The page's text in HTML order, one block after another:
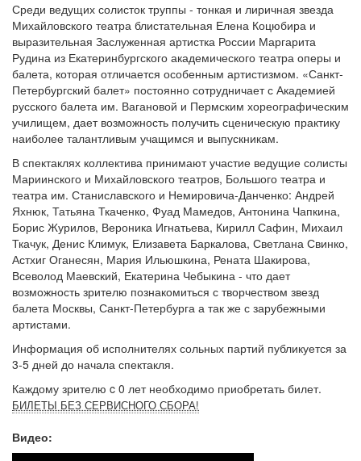
Среди ведущих солисток труппы - тонкая и лиричная звезда
Михайловского театра блистательная Елена Коцюбира и
выразительная Заслуженная артистка России Маргарита
Рудина из Екатеринбургского академического театра оперы и
балета, которая отличается особенным артистизмом. «Санкт-
Петербургский балет» постоянно сотрудничает с Академией
русского балета им. Вагановой и Пермским хореографическим
училищем, дает возможность получить сценическую практику
наиболее талантливым учащимся и выпускникам.
В спектаклях коллектива принимают участие ведущие солисты
Мариинского и Михайловского театров, Большого театра и
театра им. Станиславского и Немировича-Данченко: Андрей
Яхнюк, Татьяна Ткаченко, Фуад Мамедов, Антонина Чапкина,
Борис Журилов, Вероника Игнатьева, Кирилл Сафин, Михаил
Ткачук, Денис Климук, Елизавета Баркалова, Светлана Свинко,
Астхиг Оганесян, Мария Ильюшкина, Рената Шакирова,
Всеволод Маевский, Екатерина Чебыкина - что дает
возможность зрителю познакомиться с творчеством звезд
балета Москвы, Санкт-Петербурга а так же с зарубежными
артистами.
Информация об исполнителях сольных партий публикуется за
3-5 дней до начала спектакля.
Каждому зрителю c 0 лет необходимо приобретать билет.
БИЛЕТЫ БЕЗ СЕРВИСНОГО СБОРА!
Видео: